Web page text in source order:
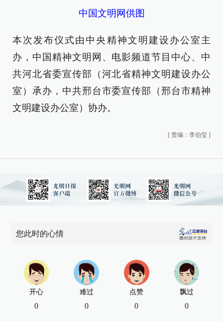
中国文明网供图
本次发布仪式由中央精神文明建设办公室主
办，中国精神文明网、电影频道节目中心、中
共河北省委宣传部（河北省精神文明建设办公
室）承办，中共邢台市委宣传部（邢台市精神
文明建设办公室）协办。
[ 责编：李伯玺 ]
您此时的心情
开心
0
难过
0
点赞
0
飘过
0